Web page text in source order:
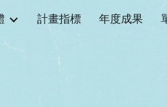
計畫指標 年度成果